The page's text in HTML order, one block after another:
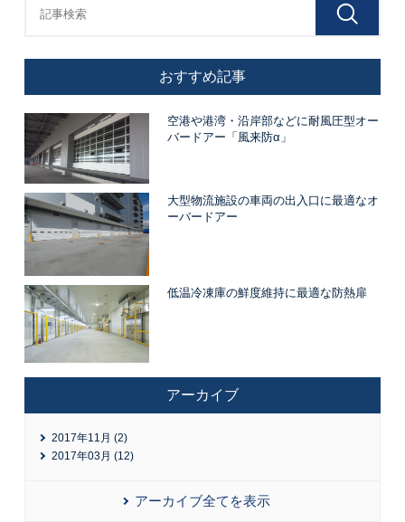
おすすめ記事
空港や港湾・沿岸部などに耐風圧型オー
バードアー「風来防α」
大型物流施設の車両の出入口に最適なオ
ーバードアー
低温冷凍庫の鮮度維持に最適な防熱扉
アーカイブ
2017年11月 (2)
2017年03月 (12)
アーカイブ全てを表示